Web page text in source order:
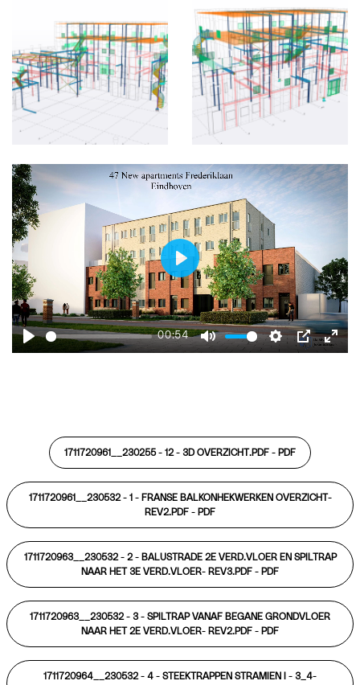
Play
00:54
Mute Settings
PIP
Enter
Play
1711720961__230255 - 12 - 3D OVERZICHT.PDF - PDF
1711720961__230532 - 1 - FRANSE BALKONHEKWERKEN OVERZICHT-
REV2.PDF - PDF
1711720963__230532 - 2 - BALUSTRADE 2E VERD.VLOER EN SPILTRAP
NAAR HET 3E VERD.VLOER- REV3.PDF - PDF
1711720963__230532 - 3 - SPILTRAP VANAF BEGANE GRONDVLOER
NAAR HET 2E VERD.VLOER- REV2.PDF - PDF
1711720964__230532 - 4 - STEEKTRAPPEN STRAMIEN I - 3_4-